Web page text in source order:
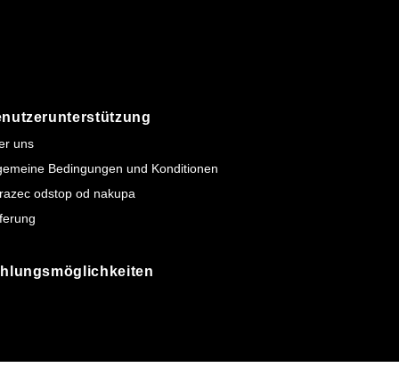
uns
Bedingungen und Konditionen
odstop od nakupa